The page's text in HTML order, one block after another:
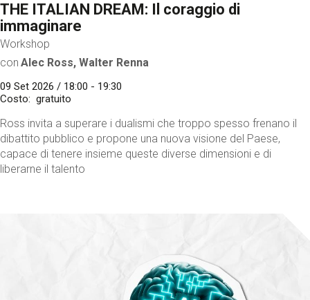
THE ITALIAN DREAM: Il coraggio di
immaginare
Workshop
con Alec Ross, Walter Renna
09 Set 2026 / 18:00 - 19:30
Costo
gratuito
Ross invita a superare i dualismi che troppo spesso frenano il
dibattito pubblico e propone una nuova visione del Paese,
capace di tenere insieme queste diverse dimensioni e di
liberarne il talento